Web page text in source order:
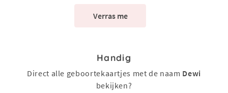
Verras me
Handig
Direct alle geboortekaartjes met de naam Dewi
bekijken?